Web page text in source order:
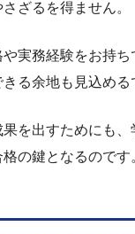
ざるを得ません。
実務経験をお持ち
る余地も見込める
を出すためにも
の鍵となるのです